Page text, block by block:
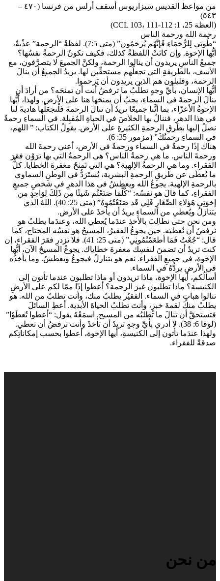
من مواعظ القديس سيزاريوس أسقف أرلس من فرنسا (٤٧٠ –
٥٤٣)
(العظة 25، 1: CCL 103، 111-112)
رحمة الله ورحمة الناس
“طُوبَى لِلرُّحَمَاءِ فَإنَّهُم يُرحَمُون” (متى 7:5). لفظةُ “الرحمة” عذْبةٌ،
أيُّها الإخوة. وإن كانَتْ اللفظةُ كذلك، فكيف تكونُ الرحمةُ نفسُها؟
جميعُ الناسِ يريدون أن ينالوا الرحمة، ولكنَّ الجميعَ لا يتصرَّفون، مع
الأسف، بالطريقةِ التي تجعلُهم مستحقِّين لها. يريدُ الجميعُ أن ينالَ
الرحمة، وقليلون هم الذين يريدون أن يَرحموا.
أيُّها الإنسان، بأيِّ وجهٍ تطلُبُ ما ترفضُ أنت أن تمنحَه؟ من أرادَ أن
ينالَ الرحمةَ في السماءِ، يجبُ أن يمنحَها هنا على الأرض. ولهذا، أيُّها
الإخوةُ الأعزّاء، بما أنَّنا جميعًا نريدُ أن ننالَ الرحمةَ فَلْنجعَلْها هاديةً لنا
في هذا الدهرِ، فننالُ بها الخلاصَ في الحياةِ المُقبِلة. في السماءِ رحمةٌ
نصلُ إليها بطرقِ الرحمةِ الكثيرةِ على الأرض. يقولُ الكتاب: ” اللهم،
في السماءِ رحمتُكَ” (مزمور 35: 6).
هناك إذًا رحمةٌ في السماء ورحمةٌ في الأرض، أعني رحمةَ الله
ورحمةَ الناس. ما هي رحمةُ الناس؟ هي الرحمةُ التي بها ترَوْن فقرَ
الفقراء. وما هي الرحمةُ الإلهية؟ هي التي تَمنحُ مغفرةَ الخطايا. كلُّ
ما يُعطَى عن طريقِ الرحمةِ البشرية، يُستَرَدُّ في الوطنِ السماوي
بالرحمةِ الإلهية. يجوعُ الله ويعطشُ في هذا الدهرِ في شخصِ جميعِ
الفقراءِ، كما قالَ هو نفسُه: “كُلَّمَا صَنَعْتُم شَيئًا مِن ذَلِكَ لِوَاحِدٍ مِن
إخوَتِي هَؤلاءِ الصِّغَارِ فَلِي قَد صَنَعْتُمُوهُ” (متى 25: 40). اللهُ الذي
يتنازلُ ويُعطي من السماءِ يريدُ أن يأخذَ على الأرض.
ومن نحن حتى نطالِبَ بالأخذِ عندَما يُعطي الله، وعندَما يطلبُ هو
نرفضُ أن نُعطيَه. حين يجوعُ الفقيرُ، المسيحُ هو نفسُه المحتاج، كما
قال: “جُعْتُ فَمَا أطعَمْتُمُونِي” (متى 25: 41). فلا تزدرِ فقرَ الفقراء، إن
كنتَ تريدُ أن تضمنَ لنفسِك مغفرةَ خطاياك. يجوعُ المسيحُ الآن، أيُّها
الإخوة، في جميعِ الفقراء. نعم هو يتنازلُ فيجوعُ ويعطشُ. وما يأخذُه
في الأرضِ يردُّهُ في السماء.
أسألُكم، أيها الإخوة، ماذا تريدون أو ماذا تطلبون عندما تأتون إلى
الكنيسة؟ ماذا تطلبون غيرَ الرحمة؟ أعطوا إذًا ممّا لكم على الأرضِ
تنالوا هباتٍ في السماء. الفقيُر يطلبُ منك، وأنت تطلبُ من الله. هو
يطلبُ منكَ لقمةَ خبزٍ، وأنتَ تطلبُ الحياةَ الأبدية. أعطِ السائلَ
فتستحقَّ أن تنالَ ما تطلبُه من المسيح. اسمَعْهُ يقول: “أعطوا تُعطَوْا”
(لوقا 6: 38). لا أدري بأيِّ وجهٍ تريدُ أن تأخذَ وأنت ترفضُ أن تعطي.
ولهذا عندَما تأتون إلى الكنيسةِ، أيها الإخوة، أعطوا بحسب إمكاناتِكم
صدقةً للفقراء.
من نحن